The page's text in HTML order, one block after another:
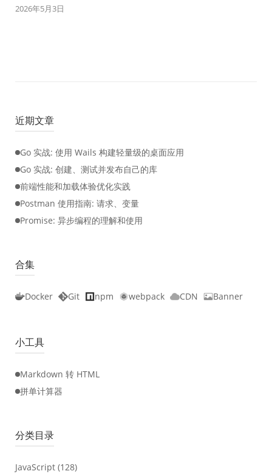
2026年5月3日
近期文章
Go 实战: 使用 Wails 构建轻量级的桌面应用
Go 实战: 创建、测试并发布自己的库
前端性能和加载体验优化实践
Postman 使用指南: 请求、变量
Promise: 异步编程的理解和使用
合集
Docker Git npm webpack CDN Banner
小工具
Markdown 转 HTML
拼单计算器
分类目录
JavaScript (128)